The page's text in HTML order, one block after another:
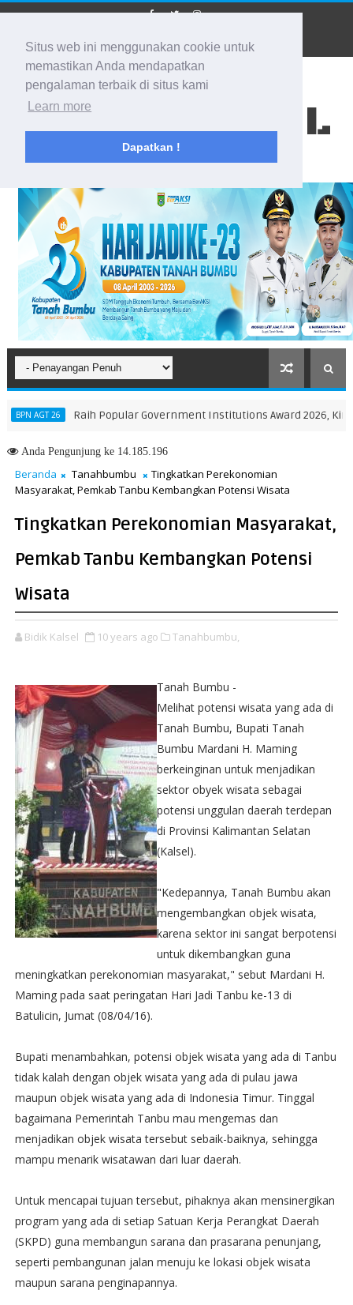
Situs web ini menggunakan cookie untuk
memastikan Anda mendapatkan
pengalaman terbaik di situs kami
Learn more
Dapatkan !
BIDIK KALSEL
Membidik Ke Segala Arah
26 Raih Popular Government Institutions Award 2026, Kinerja
AndaPengunjung ke 14.185.196
Beranda Tanahbumbu
Tingkatkan Perekonomian
Masyarakat, Pemkab Tanbu Kembangkan Potensi Wisata
Tingkatkan Perekonomian Masyarakat,
Pemkab Tanbu Kembangkan Potensi
Wisata
Bidik Kalsel 10 years ago Tanahbumbu,
Tanah Bumbu -
Melihat potensi wisata yang ada di
Tanah Bumbu, Bupati Tanah
Bumbu Mardani H. Maming
berkeinginan untuk menjadikan
sektor obyek wisata sebagai
potensi unggulan daerah terdepan
di Provinsi Kalimantan Selatan
(Kalsel).
"Kedepannya, Tanah Bumbu akan
mengembangkan objek wisata,
karena sektor ini sangat berpotensi
untuk dikembangkan guna
meningkatkan perekonomian masyarakat," sebut Mardani H.
Maming pada saat peringatan Hari Jadi Tanbu ke-13 di
Batulicin, Jumat (08/04/16).
Bupati menambahkan, potensi objek wisata yang ada di Tanbu
tidak kalah dengan objek wisata yang ada di pulau jawa
maupun objek wisata yang ada di Indonesia Timur. Tinggal
bagaimana Pemerintah Tanbu mau mengemas dan
menjadikan objek wisata tersebut sebaik-baiknya, sehingga
mampu menarik wisatawan dari luar daerah.
Untuk mencapai tujuan tersebut, pihaknya akan mensinergikan
program yang ada di setiap Satuan Kerja Perangkat Daerah
(SKPD) guna membangun sarana dan prasarana penunjang,
seperti pembangunan jalan menuju ke lokasi objek wisata
maupun sarana penginapannya.